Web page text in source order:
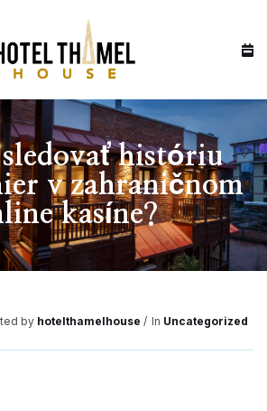
históriu
v zahraničnom
kasíne?
by hotelthamelhouse In Uncategorized